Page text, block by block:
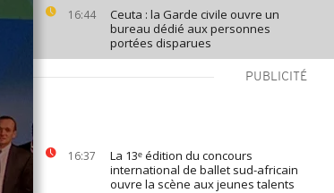
16:44
Ceuta : la Garde civile ouvre un
bureau dédié aux personnes
portées disparues
PUBLICITÉ
16:37
La 13ᵉ édition du concours
international de ballet sud-africain
ouvre la scène aux jeunes talents